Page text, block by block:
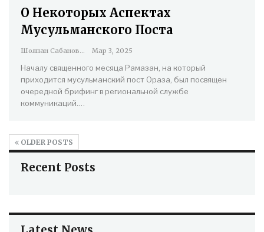
О Некоторых Аспектах
Мусульманского Поста
Шолпан Сабанова Мар 3, 2025
Началу священного месяца Рамазан, на который
приходится мусульманский пост Ораза, был посвящен
очередной брифинг в региональной службе
коммуникаций.…
OLDER POSTS
Recent Posts